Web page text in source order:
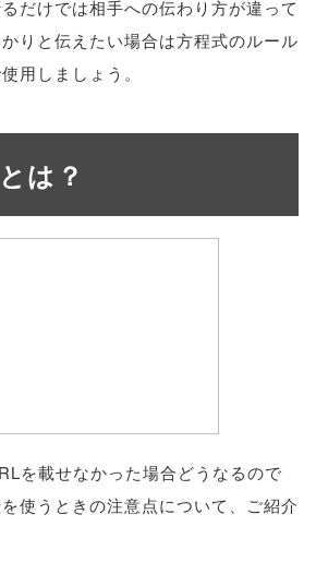
だけでは相手への伝わり方が違って
りと伝えたい場合は方程式のルール
用しましょう。
は？
を載せなかった場合どうなるので
使うときの注意点について、ご紹介